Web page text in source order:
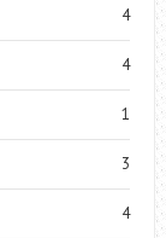
4
4
1
3
4